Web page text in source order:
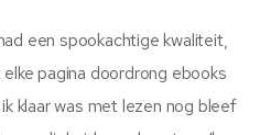
een spookachtige kwaliteit,
pagina doordrong ebooks
klaar was met lezen nog bleef